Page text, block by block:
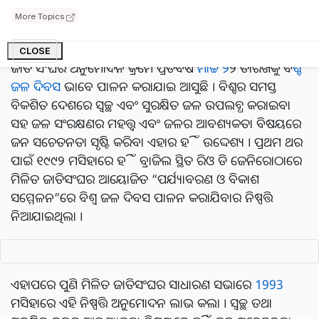
More Topics
CLOSE
୨୦୨୫ ସୁଦ୍ଧା ବିଶ୍ବର ଅର୍ଦ୍ଧାଧିକ ଲୋକେ ହିଁ ଯଥେଷ୍ଟ ଜଳ ପାଇବେ
ନାହିଁ ।
ଜାତି ସଂଘର ଅନୁମୋଦନ କ୍ରମେ ପ୍ରତିବର୍ଷ ମାର୍ଚ୍ଚ ୨୨ ତାରିଖକୁ ବିଶ୍ବ
ଜଳ ଦିବସ ଭାବେ ପାଳନ କରାଯାଇ ଆସୁଛି । ବିଶ୍ବର ସମସ୍ତ
ବିକଶିତ ଦେଶରେ ସ୍ୱଚ୍ଛ ଏବଂ ସୁରକ୍ଷିତ ଜଳ ଉପଲବ୍ଧ କରାଇବା
ସହ ଜଳ ସଂରକ୍ଷଣର ମହତ୍ତ୍ୱ ଏବଂ ଜଳର ଆବଶ୍ୟକତା ବିଷୟରେ
ଜନ ସଚେତନତା ସୃଷ୍ଟି କରିବା ଏହାର ହିଁ ଉଦ୍ଦେଶ୍ୟ । ପ୍ରଥମ ଥର
ପାଇଁ ୧୯୯୨ ମସିହାରେ ହିଁ ବ୍ରାଜିଲ ସ୍ଥିତ ରିଓ ଡି ଜେନିରୋଠାରେ
ମିଳିତ ଜାତିସଂଘର ଆୟୋଜିତ “ପର୍ଯ୍ୟାବରଣ ଓ ବିକାଶ
ସମ୍ମେଳନ”ରେ ବିଶ୍ୱ ଜଳ ଦିବସ ପାଳନ କରାଯିବାର ନିଷ୍ପତ୍ତି
ନିଆଯାଇଥିଲା ।
ଏହାପରେ ପୁଣି ମିଳିତ ଜାତିସଂଘର ସାଧାରଣ ସଭାରେ 1993
ମସିହାରେ ଏହି ନିଷ୍ପତ୍ତି ଅନୁମୋଦନ ଲାଭ କଲା । ସ୍ୱଚ୍ଛ ତଥା